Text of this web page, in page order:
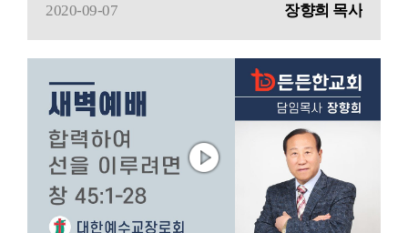
2020-09-07
장향희 목사